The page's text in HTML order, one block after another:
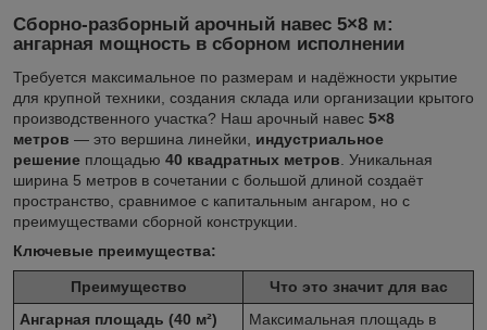
Сборно-разборный арочный навес 5×8 м:
ангарная мощность в сборном исполнении
Требуется максимальное по размерам и надёжности укрытие
для крупной техники, создания склада или организации крытого
производственного участка? Наш арочный навес 5×8
метров — это вершина линейки, индустриальное
решение площадью 40 квадратных метров. Уникальная
ширина 5 метров в сочетании с большой длиной создаёт
пространство, сравнимое с капитальным ангаром, но с
преимуществами сборной конструкции.
Ключевые преимущества:
Преимущество
Что это значит для вас
Ангарная площадь (40 м²)
Максимальная площадь в